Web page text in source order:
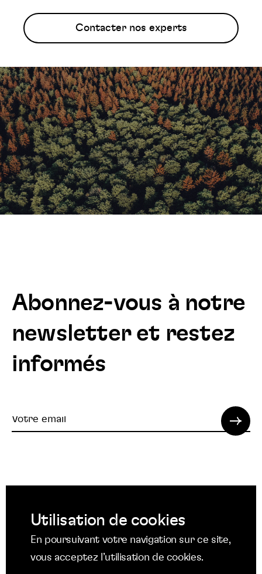
Contacter nos experts
Abonnez-vous à notre
newsletter et restez
informés
Votre
nous
sur
Suivez
nous
nous
sur
nous
sur
Mentions légales
Utilisation de cookies
En poursuivant votre navigation sur ce site,
vous acceptez l’utilisation de cookies.